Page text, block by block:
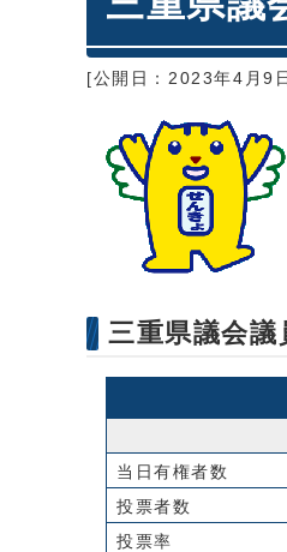
[公開日：2023年4月9
三重県議会議
当日有権者数
投票者数
投票率